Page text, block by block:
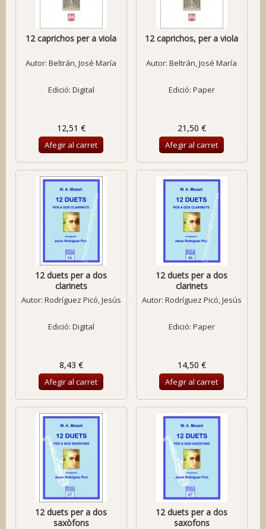
12 caprichos per a viola
Autor:Beltrán, José María
Edició: Digital
12,51 €
Afegir al carret
12 caprichos, per a viola
Autor:Beltrán, José María
Edició: Paper
21,50 €
Afegir al carret
12 duets per a dos
clarinets
Autor: Rodríguez Picó, Jesús
Edició: Digital
8,43 €
Afegir al carret
12 duets per a dos
clarinets
Autor: Rodríguez Picó, Jesús
Edició: Paper
14,50 €
Afegir al carret
12 duets per a dos
saxòfons
12 duets per a dos
saxofons